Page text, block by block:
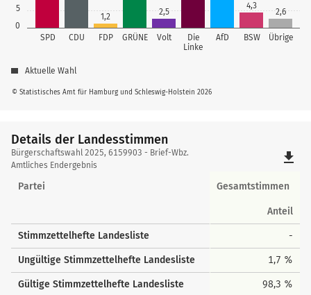
0
5
SPD CDU FDP GRÜNE Volt
Die
Linke
AfD BSW Übrige
1,2 2,5
4,3
2,6
© Statistisches Amt für Hamburg und Schleswig-Holstein 2026
Aktuelle Wahl
Details der Landesstimmen
Details
der
Landesstimmen
Bürgerschaftswahl 2025, 6159903 - Brief-Wbz.
Amtliches Endergebnis
file_download
Partei Gesamtstimmen
Anteil
Stimmzettelhefte Landesliste -
Ungültige Stimmzettelhefte Landesliste 1,7 %
Gültige Stimmzettelhefte Landesliste 98,3 %